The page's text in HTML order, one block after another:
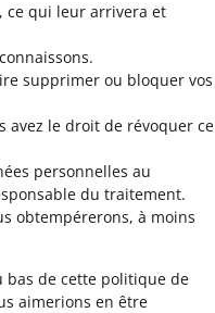
ce qui leur arrivera et
supprimer ou bloquer vos
avez le droit de révoquer ce
personnelles au
du traitement.
obtempérerons, à moins
bas de cette politique de
aimerions en être